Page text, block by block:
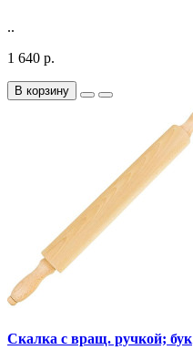
..
1 640 р.
В корзину
Скалка с вращ. ручкой; бук